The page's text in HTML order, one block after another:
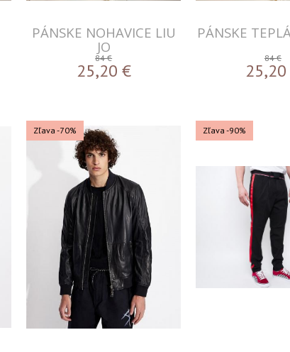
PÁNSKE NOHAVICE LIU
JO
84 €
25,20 €
84 €
25,20
Zľava -70% Zľava -90%